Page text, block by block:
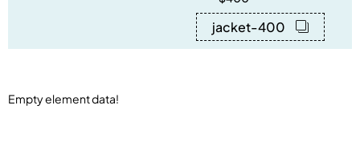
jacket-400
Empty element data!